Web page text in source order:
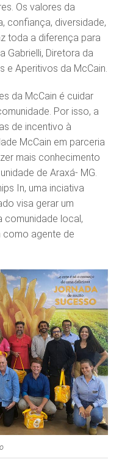
Os valores da
confiança, diversidade,
toda a diferença para
Gabrielli, Diretora da
e Aperitivos da McCain.
da McCain é cuidar
Por isso, a
de incentivo à
McCain em parceria
mais conhecimento
de Araxá- MG.
In, uma inciativa
visa gerar um
comunidade local,
como agente de